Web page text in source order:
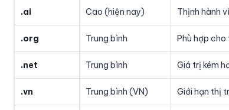
.ai Cao (hiện nay) Thịnh hành
.org Trung bình Phù hợp cho
.net Trung bình Giá trị kém
.vn Trung bình (VN) Giới hạn thị